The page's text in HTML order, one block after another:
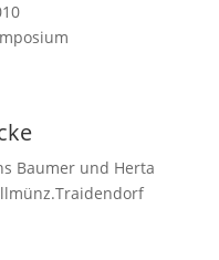
Baumer und Herta